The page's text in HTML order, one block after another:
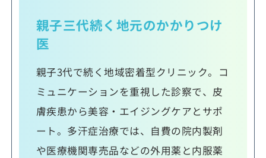
親子三代続く地元のかかりつけ
医
親子3代で続く地域密着型クリニック。コ
ミュニケーションを重視した診察で、皮
膚疾患から美容・エイジングケアとサポ
ート。多汗症治療では、自費の院内製剤
や医療機関専売品などの外用薬と内服薬